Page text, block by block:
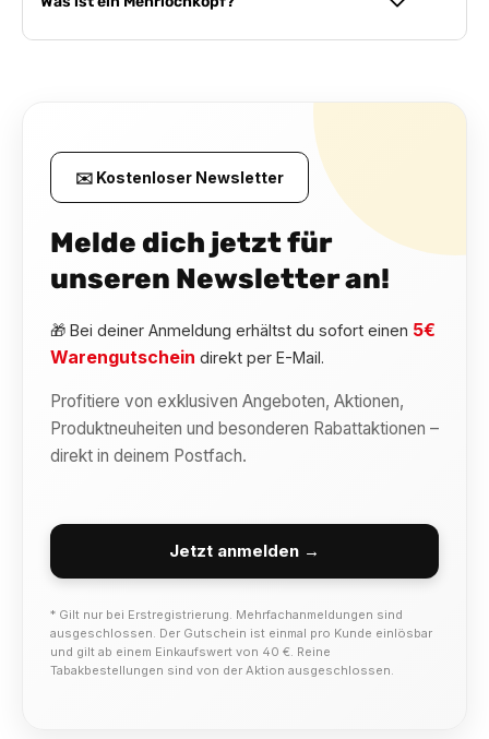
✉️ Kostenloser Newsletter
Melde dich jetzt für
unseren Newsletter an!
🎁 Bei deiner Anmeldung erhältst du sofort einen 5€
Warengutschein direkt per E-Mail.
Profitiere von exklusiven Angeboten, Aktionen,
Produktneuheiten und besonderen Rabattaktionen –
direkt in deinem Postfach.
Jetzt anmelden →
* Gilt nur bei Erstregistrierung. Mehrfachanmeldungen sind
ausgeschlossen. Der Gutschein ist einmal pro Kunde einlösbar
und gilt ab einem Einkaufswert von 40 €. Reine
Tabakbestellungen sind von der Aktion ausgeschlossen.